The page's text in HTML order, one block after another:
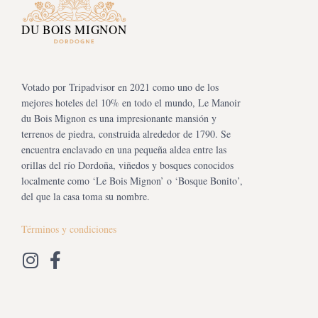
Votado por Tripadvisor en 2021 como uno de los
mejores hoteles del 10% en todo el mundo, Le Manoir
du Bois Mignon es una impresionante mansión y
terrenos de piedra, construida alrededor de 1790. Se
encuentra enclavado en una pequeña aldea entre las
orillas del río Dordoña, viñedos y bosques conocidos
localmente como ‘Le Bois Mignon’ o ‘Bosque Bonito’,
del que la casa toma su nombre.
Términos y condiciones